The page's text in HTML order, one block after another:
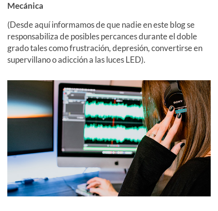
Mecánica
(Desde aquí informamos de que nadie en este blog se
responsabiliza de posibles percances durante el doble
grado tales como frustración, depresión, convertirse en
supervillano o adicción a las luces LED).